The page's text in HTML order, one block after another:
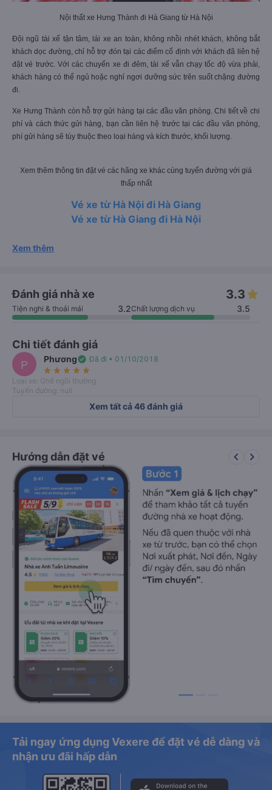
Nội thất xe Hưng Thành đi Hà Giang từ Hà Nội
Đội ngũ tài xế tận tâm, lái xe an toàn, không nhồi nhét khách, không bắt
khách dọc đường, chỉ hỗ trợ đón tại các điểm cố định với khách đã liên hệ
đặt vé trước. Với các chuyến xe đi đêm, tài xế vẫn chạy tốc độ vừa phải,
khách hàng có thể ngủ hoặc nghỉ ngơi dưỡng sức trên suốt chặng đường
đi.
Xe Hưng Thành còn hỗ trợ gửi hàng tại các đầu văn phòng. Chi tiết về chi
phí và cách thức gửi hàng, bạn cần liên hệ trước tại các đầu văn phòng,
phí gửi hàng sẽ tùy thuộc theo loại hàng và kích thước, khối lượng.
Xem thêm thông tin đặt vé các hãng xe khác cùng tuyến đường với giá
thấp nhất
Vé xe từ Hà Nội đi Hà Giang
Vé xe từ Hà Giang đi Hà Nội
Xem thêm
Đánh giá nhà xe 3.3
Tiện nghi & thoải mái 3.2Chất lượng dịch vụ 3.5
Chi tiết đánh giá
P Phươngverified Đã đi • 01/10/2018
star_rate star_rate star_rate star_rate star_rate
Loại xe: Ghế ngồi thường
Tuyến đường: null
Xem tất cả 46 đánh giá
Hướng dẫn đặt vé keyboard_arrow_left keyboard_arrow_right
Tải ngay ứng dụng Vexere để đặt vé dễ dàng và
nhận ưu đãi hấp dẫn